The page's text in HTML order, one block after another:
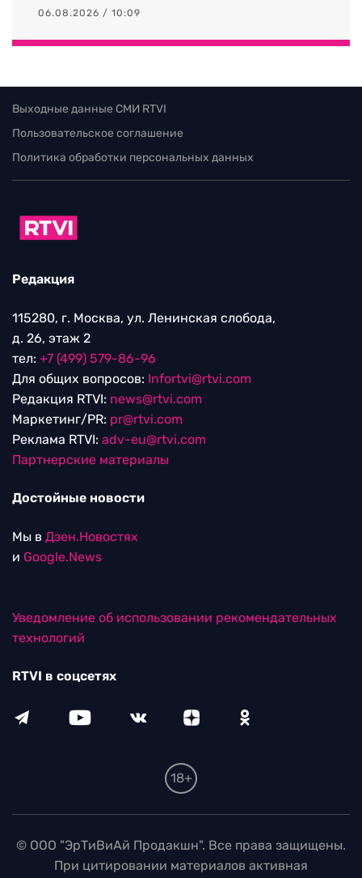
06.08.2026 / 10:09
Выходные данные СМИ RTVI
Пользовательское соглашение
Политика обработки персональных данных
Редакция
115280, г. Москва, ул. Ленинская слобода,
д. 26, этаж 2
тел: +7 (499) 579-86-96
Для общих вопросов: Infortvi@rtvi.com
Редакция RTVI: news@rtvi.com
Маркетинг/PR: pr@rtvi.com
Реклама RTVI: adv-eu@rtvi.com
Партнерские материалы
Достойные новости
Мы в Дзен.Новостях
и Google.News
Уведомление об использовании рекомендательных
технологий
RTVI в соцсетях
18+
© ООО "ЭрТиВиАй Продакшн". Все права защищены.
При цитировании материалов активная